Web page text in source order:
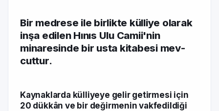
Bir medrese ile birlikte külliye olarak
inşa edilen Hınıs Ulu Camii'nin
minaresinde bir usta kitabesi mev­
cuttur.
Kaynaklarda külliyeye gelir getirmesi için
20 dükkân ve bir değirmenin vakfedildiği